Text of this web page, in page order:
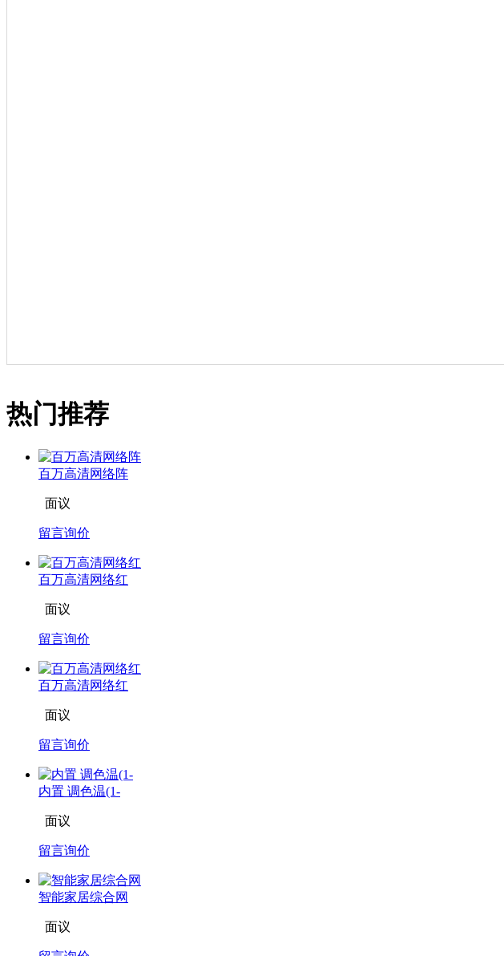
热门推荐
百万高清网络阵
面议
留言询价
百万高清网络红
面议
留言询价
百万高清网络红
面议
留言询价
内置 调色温(1-
面议
留言询价
智能家居综合网
面议